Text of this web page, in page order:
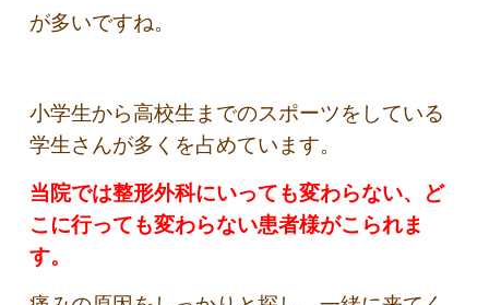
が多いですね。
小学生から高校生までのスポーツをしている
学生さんが多くを占めています。
当院では整形外科にいっても変わらない、ど
こに行っても変わらない患者様がこられま
す。